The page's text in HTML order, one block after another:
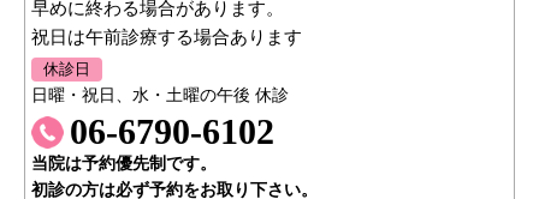
早めに終わる場合があります。
祝日は午前診療する場合あります
休診日
日曜・祝日、水・土曜の午後 休診
06-6790-6102
当院は予約優先制です。
初診の方は必ず予約をお取り下さい。